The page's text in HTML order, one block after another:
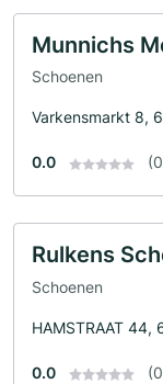
Munnichs
Schoenen
Varkensmarkt 8,
0.0
Rulkens
Schoenen
HAMSTRAAT 44,
0.0